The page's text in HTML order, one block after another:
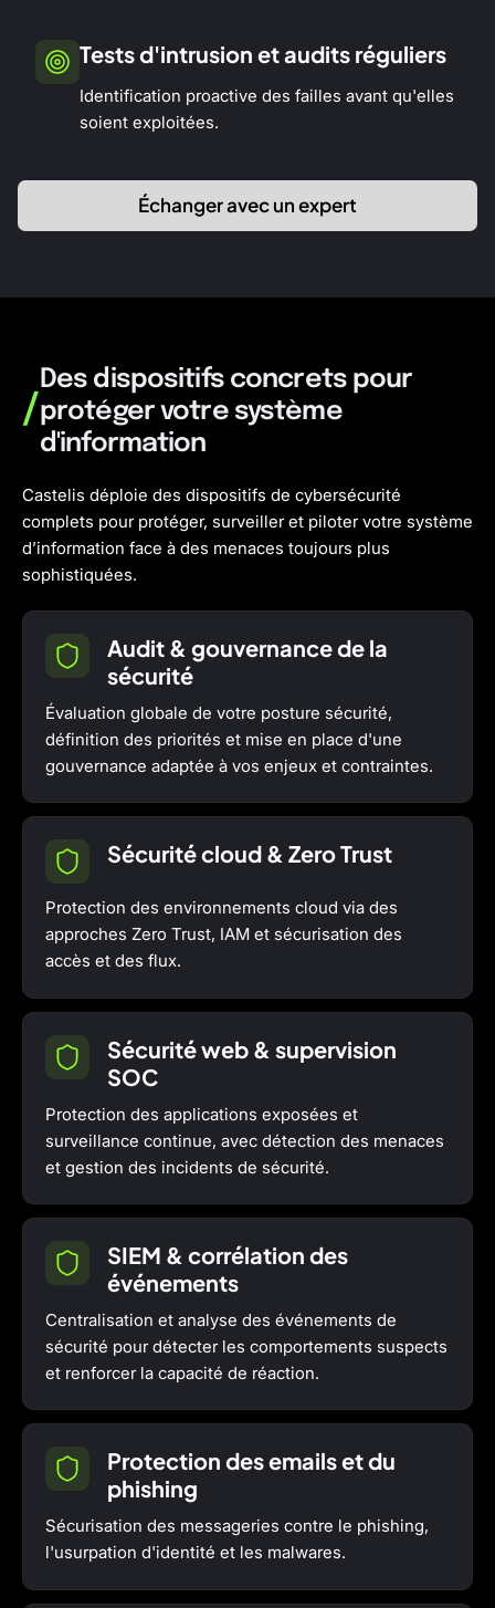
Tests d'intrusion et audits réguliers
Identification proactive des failles avant qu'elles
soient exploitées.
Échanger avec un expert
/
Des dispositifs concrets pour
protéger votre système
d'information
Castelis déploie des dispositifs de cybersécurité
complets pour protéger, surveiller et piloter votre système
d’information face à des menaces toujours plus
sophistiquées.
Audit & gouvernance de la
sécurité
Évaluation globale de votre posture sécurité,
définition des priorités et mise en place d'une
gouvernance adaptée à vos enjeux et contraintes.
Sécurité cloud & Zero Trust
Protection des environnements cloud via des
approches Zero Trust, IAM et sécurisation des
accès et des flux.
Sécurité web & supervision
SOC
Protection des applications exposées et
surveillance continue, avec détection des menaces
et gestion des incidents de sécurité.
SIEM & corrélation des
événements
Centralisation et analyse des événements de
sécurité pour détecter les comportements suspects
et renforcer la capacité de réaction.
Protection des emails et du
phishing
Sécurisation des messageries contre le phishing,
l'usurpation d'identité et les malwares.